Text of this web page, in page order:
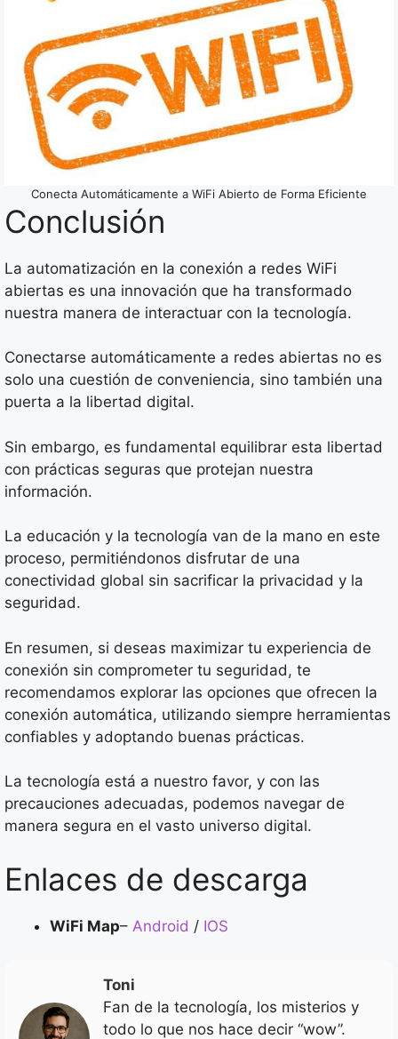
Conecta Automáticamente a WiFi Abierto de Forma Eficiente
Conclusión
La automatización en la conexión a redes WiFi
abiertas es una innovación que ha transformado
nuestra manera de interactuar con la tecnología.
Conectarse automáticamente a redes abiertas no es
solo una cuestión de conveniencia, sino también una
puerta a la libertad digital.
Sin embargo, es fundamental equilibrar esta libertad
con prácticas seguras que protejan nuestra
información.
La educación y la tecnología van de la mano en este
proceso, permitiéndonos disfrutar de una
conectividad global sin sacrificar la privacidad y la
seguridad.
En resumen, si deseas maximizar tu experiencia de
conexión sin comprometer tu seguridad, te
recomendamos explorar las opciones que ofrecen la
conexión automática, utilizando siempre herramientas
confiables y adoptando buenas prácticas.
La tecnología está a nuestro favor, y con las
precauciones adecuadas, podemos navegar de
manera segura en el vasto universo digital.
Enlaces de descarga
WiFi Map– Android / IOS
Toni
Fan de la tecnología, los misterios y
todo lo que nos hace decir “wow”.